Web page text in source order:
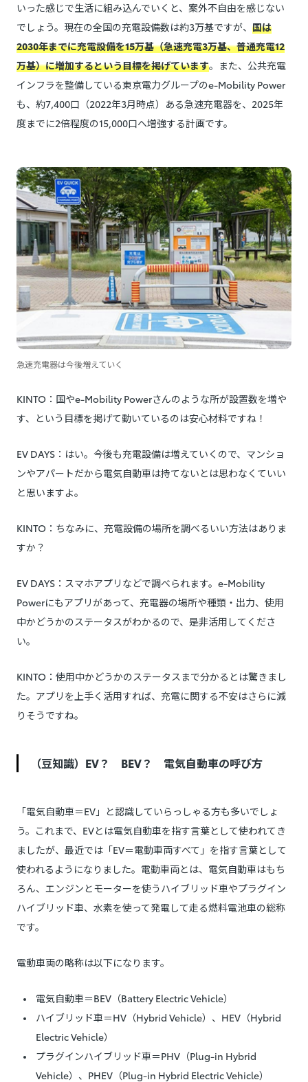
いった感じで生活に組み込んでいくと、案外不自由を感じない
でしょう。現在の全国の充電設備数は約3万基ですが、 国は
2030年までに充電設備を15万基（急速充電3万基、普通充電12
万基）に増加するという目標を掲げています。また、公共充電
インフラを整備している東京電力グループのe-Mobility Power
も、約7,400口（2022年3月時点）ある急速充電器を、2025年
度までに2倍程度の15,000口へ増強する計画です。
急速充電器は今後増えていく
KINTO：国やe-Mobility Powerさんのような所が設置数を増や
す、という目標を掲げて動いているのは安心材料ですね！
EV DAYS：はい。今後も充電設備は増えていくので、マンショ
ンやアパートだから電気自動車は持てないとは思わなくていい
と思いますよ。
KINTO：ちなみに、充電設備の場所を調べるいい方法はありま
すか？
EV DAYS：スマホアプリなどで調べられます。e-Mobility
Powerにもアプリがあって、充電器の場所や種類・出力、使用
中かどうかのステータスがわかるので、是非活用してくださ
い。
KINTO：使用中かどうかのステータスまで分かるとは驚きまし
た。アプリを上手く活用すれば、充電に関する不安はさらに減
りそうですね。
（豆知識）EV？ BEV？ 電気自動車の呼び方
「電気自動車＝EV」と認識していらっしゃる方も多いでしょ
う。これまで、EVとは電気自動車を指す言葉として使われてき
ましたが、最近では「EV＝電動車両すべて」を指す言葉として
使われるようになりました。電動車両とは、電気自動車はもち
ろん、エンジンとモーターを使うハイブリッド車やプラグイン
ハイブリッド車、水素を使って発電して走る燃料電池車の総称
です。
電動車両の略称は以下になります。
電気自動車＝BEV（Battery Electric Vehicle）
ハイブリッド車＝HV（Hybrid Vehicle）、HEV（Hybrid
Electric Vehicle）
プラグインハイブリッド車＝PHV（Plug-in Hybrid
Vehicle）、PHEV（Plug-in Hybrid Electric Vehicle）